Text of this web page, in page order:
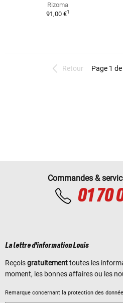
Rizoma
91,00 €1
Retour Page 1
Commandes &
01 70
La lettre d'information Louis
Reçoisgratuitementtoutes les
moment, les bonnes affaires ou les
Remarque concernant la protection des